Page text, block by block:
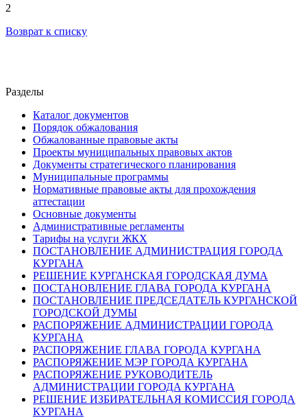
2
Возврат к списку
Разделы
Каталог документов
Порядок обжалования
Обжалованные правовые акты
Проекты муниципальных правовых актов
Документы стратегического планирования
Муниципальные программы
Нормативные правовые акты для прохождения
аттестации
Основные документы
Административные регламенты
Тарифы на услуги ЖКХ
ПОСТАНОВЛЕНИЕ АДМИНИСТРАЦИЯ ГОРОДА
КУРГАНА
РЕШЕНИЕ КУРГАНСКАЯ ГОРОДСКАЯ ДУМА
ПОСТАНОВЛЕНИЕ ГЛАВА ГОРОДА КУРГАНА
ПОСТАНОВЛЕНИЕ ПРЕДСЕДАТЕЛЬ КУРГАНСКОЙ
ГОРОДСКОЙ ДУМЫ
РАСПОРЯЖЕНИЕ АДМИНИСТРАЦИИ ГОРОДА
КУРГАНА
РАСПОРЯЖЕНИЕ ГЛАВА ГОРОДА КУРГАНА
РАСПОРЯЖЕНИЕ МЭР ГОРОДА КУРГАНА
РАСПОРЯЖЕНИЕ РУКОВОДИТЕЛЬ
АДМИНИСТРАЦИИ ГОРОДА КУРГАНА
РЕШЕНИЕ ИЗБИРАТЕЛЬНАЯ КОМИССИЯ ГОРОДА
КУРГАНА